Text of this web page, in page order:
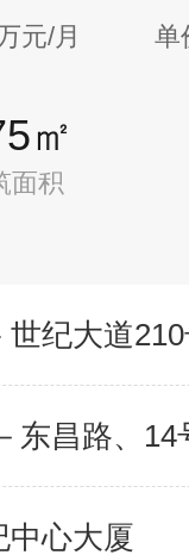
元/月 单
㎡
面积
世纪大道
东昌路、
中心大厦